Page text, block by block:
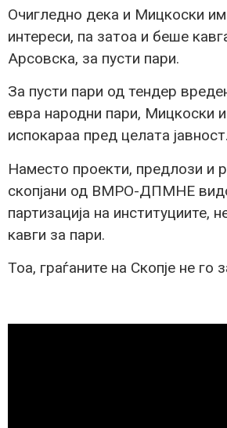
Очигледно дека и Мицкоски
интереси, па затоа и беше
Арсовска, за пусти пари.
За пусти пари од тендер
евра народни пари, Мицкоски
испокараа пред целата јавност.
Наместо проекти, предлози и
скопјани од ВМРО-ДПМНЕ
партизација на институциите,
кавги за пари.
Тоа, граѓаните на Скопје не го